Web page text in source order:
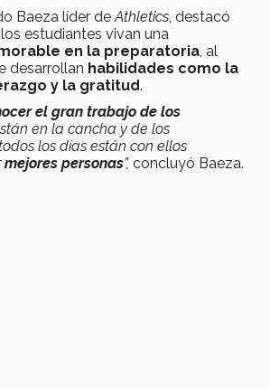
Baeza líder de Athletics , destacó
estudiantes vivan una
en la preparatoria , al
desarrollan habilidades como la
y la gratitud.
el gran trabajo de los
en la cancha y de los
los días están con ellos
mejores personas”, concluyó Baeza.